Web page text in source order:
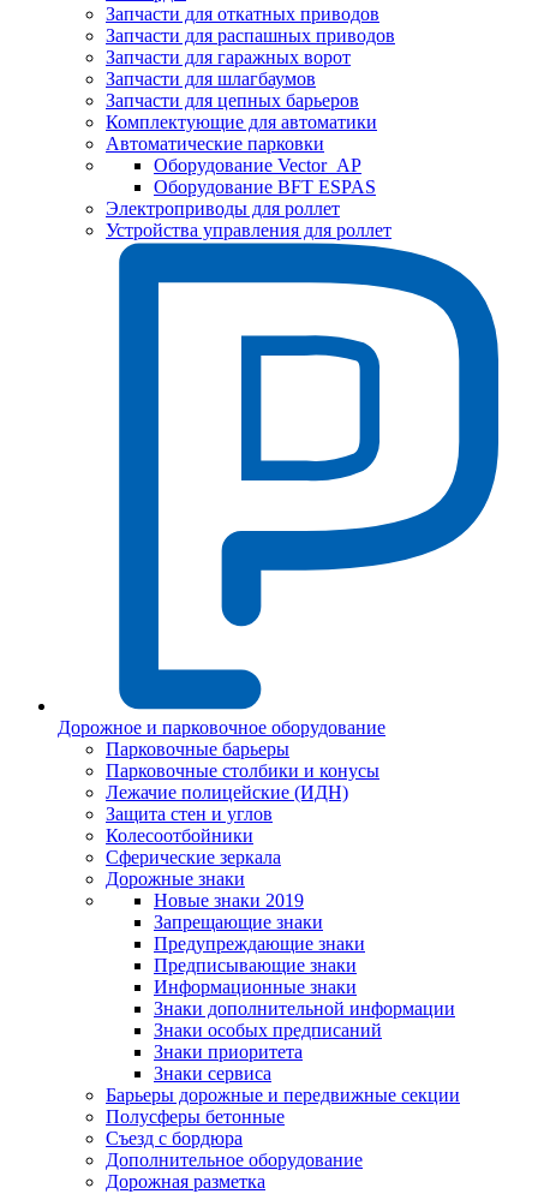
Запчасти для откатных приводов
Запчасти для распашных приводов
Запчасти для гаражных ворот
Запчасти для шлагбаумов
Запчасти для цепных барьеров
Комплектующие для автоматики
Автоматические парковки
Оборудование Vector_AP
Оборудование BFT ESPAS
Электроприводы для роллет
Устройства управления для роллет
Дорожное и парковочное оборудование
Парковочные барьеры
Парковочные столбики и конусы
Лежачие полицейские (ИДН)
Защита стен и углов
Колесоотбойники
Сферические зеркала
Дорожные знаки
Новые знаки 2019
Запрещающие знаки
Предупреждающие знаки
Предписывающие знаки
Информационные знаки
Знаки дополнительной информации
Знаки особых предписаний
Знаки приоритета
Знаки сервиса
Барьеры дорожные и передвижные секции
Полусферы бетонные
Съезд с бордюра
Дополнительное оборудование
Дорожная разметка